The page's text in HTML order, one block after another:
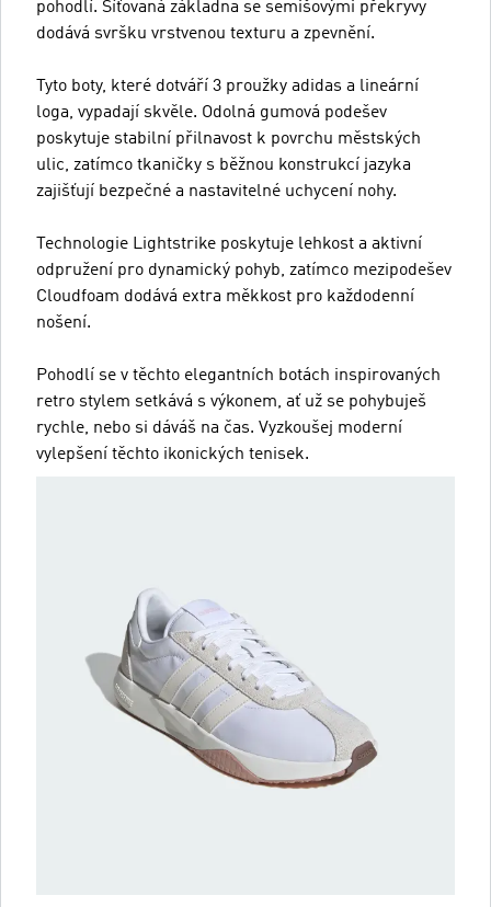
pohodlí. Síťovaná základna se semišovými překryvy
dodává svršku vrstvenou texturu a zpevnění.
Tyto boty, které dotváří 3 proužky adidas a lineární
loga, vypadají skvěle. Odolná gumová podešev
poskytuje stabilní přilnavost k povrchu městských
ulic, zatímco tkaničky s běžnou konstrukcí jazyka
zajišťují bezpečné a nastavitelné uchycení nohy.
Technologie Lightstrike poskytuje lehkost a aktivní
odpružení pro dynamický pohyb, zatímco mezipodešev
Cloudfoam dodává extra měkkost pro každodenní
nošení.
Pohodlí se v těchto elegantních botách inspirovaných
retro stylem setkává s výkonem, ať už se pohybuješ
rychle, nebo si dáváš na čas. Vyzkoušej moderní
vylepšení těchto ikonických tenisek.